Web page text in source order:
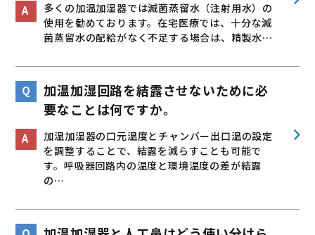
多くの加温加湿器では滅菌蒸留水（注射用水）の
使用を勧めております。在宅医療では、十分な滅
菌蒸留水の配給がなく不足する場合は、精製水…
加温加湿回路を結露させないために必
要なことは何ですか。
加温加湿器の口元温度とチャンバー出口温の設定
を調整することで、結露を減らすことも可能で
す。呼吸器回路内の温度と環境温度の差が結露
の…